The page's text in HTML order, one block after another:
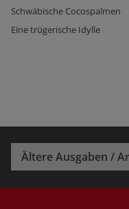
Schwäbische Cocospalmen
Eine trügerische Idylle
Ältere Ausgaben /